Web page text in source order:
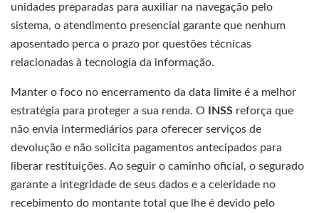
unidades preparadas para auxiliar na navegação pelo
sistema, o atendimento presencial garante que nenhum
aposentado perca o prazo por questões técnicas
relacionadas à tecnologia da informação.
Manter o foco no encerramento da data limite é a melhor
estratégia para proteger a sua renda. O
INSS reforça que
não envia intermediários para oferecer serviços de
devolução e não solicita pagamentos antecipados para
liberar restituições. Ao seguir o caminho oficial, o segurado
garante a integridade de seus dados e a celeridade no
recebimento do montante total que lhe é devido pelo